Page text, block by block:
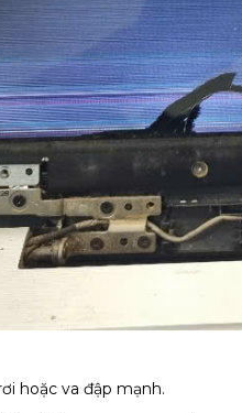
hoặc va đập mạnh.